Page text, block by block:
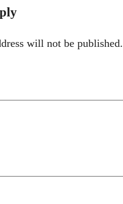
will not be published.